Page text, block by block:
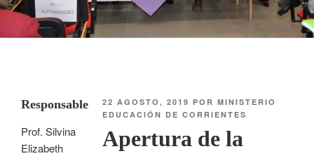
22 AGOSTO, 2019 PORMINISTERIO
EDUCACIÓN DE CORRIENTES
Apertura de la
Responsable
Prof. Silvina
Elizabeth